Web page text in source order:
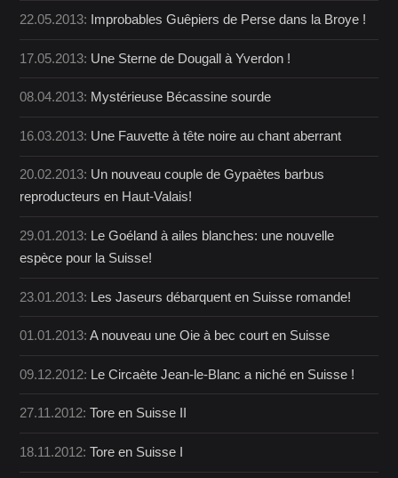
22.05.2013: Improbables Guêpiers de Perse dans la Broye !
17.05.2013: Une Sterne de Dougall à Yverdon !
08.04.2013: Mystérieuse Bécassine sourde
16.03.2013: Une Fauvette à tête noire au chant aberrant
20.02.2013: Un nouveau couple de Gypaètes barbus
reproducteurs en Haut-Valais!
29.01.2013: Le Goéland à ailes blanches: une nouvelle
espèce pour la Suisse!
23.01.2013: Les Jaseurs débarquent en Suisse romande!
01.01.2013:A nouveau une Oie à bec court en Suisse
09.12.2012: Le Circaète Jean-le-Blanc a niché en Suisse !
27.11.2012:Tore en Suisse II
18.11.2012:Tore en Suisse I